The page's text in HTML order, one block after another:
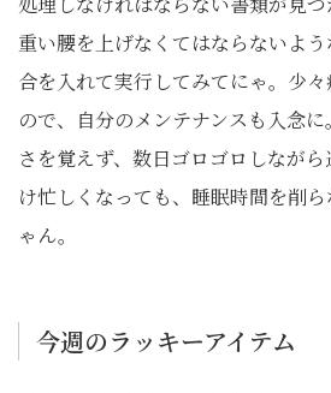
重い腰を上げなくてはならないよ
合を入れて実行してみてにゃ。少
ので、自分のメンテナンスも入念
さを覚えず、数日ゴロゴロしなが
け忙しくなっても、睡眠時間を削
ゃん。
今週のラッキーアイテム